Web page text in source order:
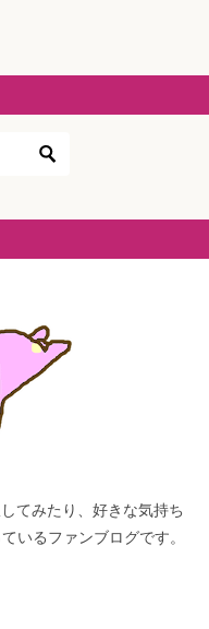
てみたり、好きな気持ち
いるファンブログです。